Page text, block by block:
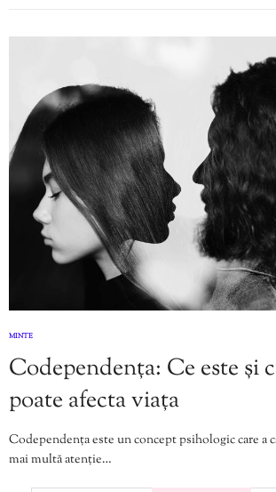
MINTE
Codependența: Ce este și
poate afecta viața
Codependența este un concept psihologic care a
mai multă atenție…